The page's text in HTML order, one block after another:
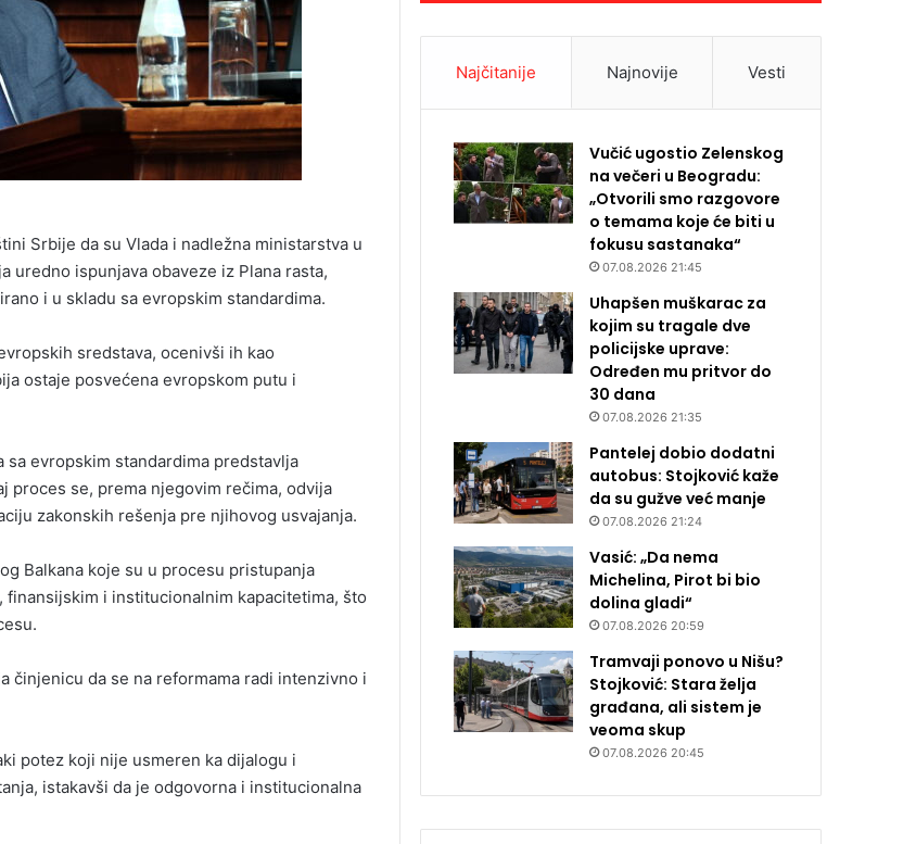
Srbije da su Vlada i nadležna ministarstva u
uredno ispunjava obaveze iz Plana rasta,
i u skladu sa evropskim standardima.
sredstava, ocenivši ih kao
ostaje posvećena evropskom putu i
sa evropskim standardima predstavlja
proces se, prema njegovim rečima, odvija
zakonskih rešenja pre njihovog usvajanja.
Balkana koje su u procesu pristupanja
i institucionalnim kapacitetima, što
činjenicu da se na reformama radi intenzivno i
potez koji nije usmeren ka dijalogu i
istakavši da je odgovorna i institucionalna
Najčitanije Najnovije Vesti
Vučić ugostio Zelenskog
na večeri u Beogradu:
„Otvorili smo razgovore
o temama koje će biti u
fokusu sastanaka“
07.08.2026 21:45
Uhapšen muškarac za
kojim su tragale dve
policijske uprave:
Određen mu pritvor do
30 dana
07.08.2026 21:35
Pantelej dobio dodatni
autobus: Stojković kaže
da su gužve već manje
07.08.2026 21:24
Vasić: „Da nema
Michelina, Pirot bi bio
dolina gladi“
07.08.2026 20:59
Tramvaji ponovo u Nišu?
Stojković: Stara želja
građana, ali sistem je
veoma skup
07.08.2026 20:45